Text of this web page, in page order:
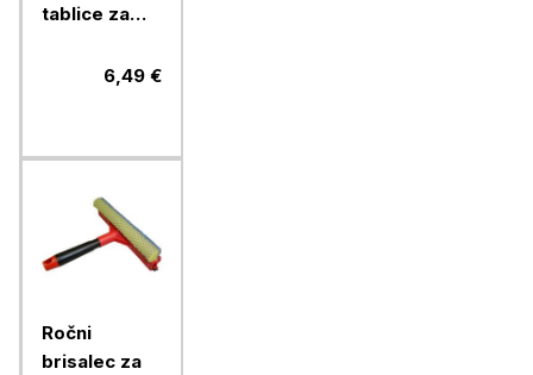
tablice za
+ vijaki)6,49 €
Ročni
brisalec za